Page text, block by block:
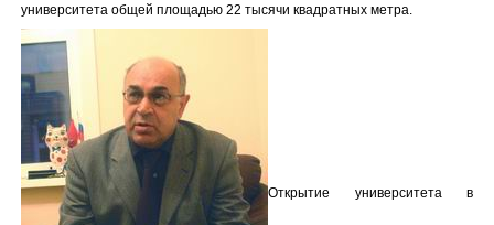
университета общей площадью 22 тысячи квадратных метра.
Открытие университета в